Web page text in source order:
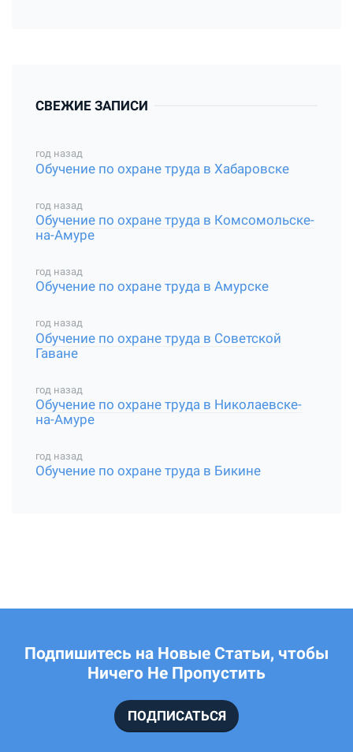
СВЕЖИЕ ЗАПИСИ
год назад
Обучение по охране труда в Хабаровске
год назад
Обучение по охране труда в Комсомольске-
на-Амуре
год назад
Обучение по охране труда в Амурске
год назад
Обучение по охране труда в Советской
Гаване
год назад
Обучение по охране труда в Николаевске-
на-Амуре
год назад
Обучение по охране труда в Бикине
Подпишитесь на Новые Статьи, чтобы
Ничего Не Пропустить
ПОДПИСАТЬСЯ